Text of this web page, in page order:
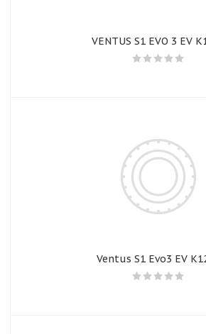
VENTUS S1 EVO 3 EV
Ventus S1 Evo3 EV